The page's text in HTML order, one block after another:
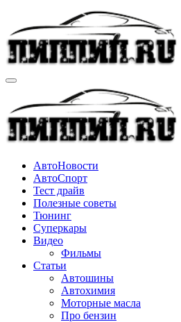
содержимому
АвтоНовости
АвтоСпорт
Тест драйв
Полезные советы
Тюнинг
Суперкары
Видео
Фильмы
Статьи
Автошины
Автохимия
Моторные масла
Про бензин